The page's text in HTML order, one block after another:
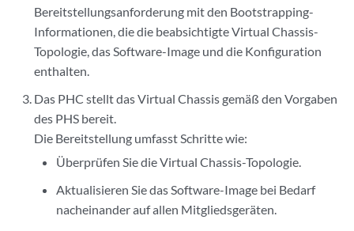
Bereitstellungsanforderung mit den Bootstrapping-
Informationen, die die beabsichtigte Virtual Chassis-
Topologie, das Software-Image und die Konfiguration
enthalten.
Das PHC stellt das Virtual Chassis gemäß den Vorgaben
des PHS bereit.
Die Bereitstellung umfasst Schritte wie:
Überprüfen Sie die Virtual Chassis-Topologie.
Aktualisieren Sie das Software-Image bei Bedarf
nacheinander auf allen Mitgliedsgeräten.